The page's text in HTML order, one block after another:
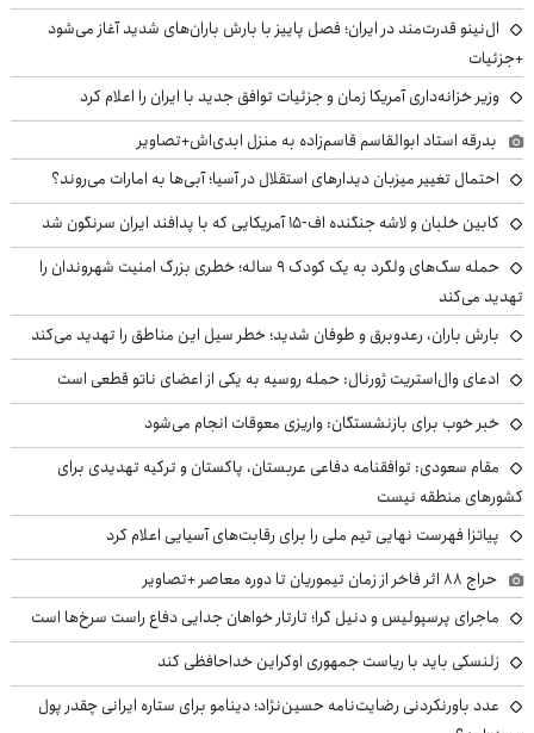
ال‌نینو قدرت‌مند در ایران؛ فصل پاییز با بارش باران‌های شدید آغاز می‌شود
+جزئیات
وزیر خزانه‌داری آمریکا زمان و جزئیات توافق جدید با ایران را اعلام کرد
بدرقه استاد ابوالقاسم قاسم‌زاده به منزل ابدی‌اش+تصاویر
احتمال تغییر میزبان دیدارهای استقلال در آسیا؛ آبی‌ها به امارات می‌روند؟
کابین خلبان و لاشه جنگنده اف-۱۵ آمریکایی که با پدافند ایران سرنگون شد
حمله سگ‌های ولگرد به یک کودک ۹ ساله؛ خطری بزرگ امنیت شهروندان را
تهدید می‌کند
بارش باران، رعدوبرق و طوفان شدید؛ خطر سیل این مناطق را تهدید می‌کند
ادعای وال‌استریت ژورنال: حمله روسیه به یکی از اعضای ناتو قطعی است
خبر خوب برای بازنشستگان: واریزی معوقات انجام می‌شود
مقام سعودی: توافقنامه دفاعی عربستان، پاکستان و ترکیه تهدیدی برای
کشورهای منطقه نیست
پیاتزا فهرست نهایی تیم ملی را برای رقابت‌های آسیایی اعلام کرد
حراج ۸۸ اثر فاخر از زمان تیموریان تا دوره معاصر +تصاویر
ماجرای پرسپولیس و دنیل گرا؛ تارتار خواهان جدایی دفاع راست سرخ‌ها است
زلنسکی باید با ریاست جمهوری اوکراین خداحافظی کند
عدد باورنکردنی رضایت‌نامه حسین‌نژاد؛ دینامو برای ستاره ایرانی چقدر پول